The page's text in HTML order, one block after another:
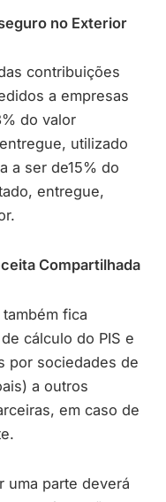
no Exterior
contribuições
a empresas
do valor
utilizado
a ser de15% do
entregue,
Compartilhada
fica
cálculo do PIS e
por sociedades de
a outros
em caso de
uma parte deverá